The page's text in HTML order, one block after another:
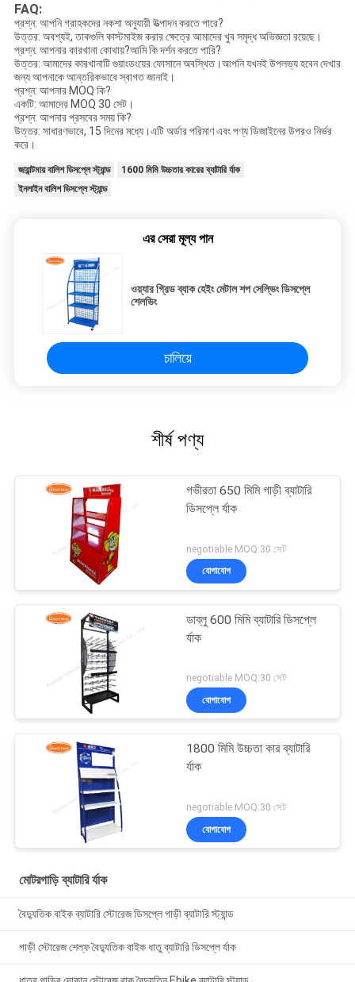
FAQ:
প্রশ্ন: আপনি গ্রাহকদের নকশা অনুযায়ী উত্পাদন করতে পারে?
উত্তর: অবশ্যই, তাকগুলি কাস্টমাইজ করার ক্ষেত্রে আমাদের খুব সমৃদ্ধ অভিজ্ঞতা রয়েছে।
প্রশ্ন: আপনার কারখানা কোথায়?আমি কি দর্শন করতে পারি?
উত্তর: আমাদের কারখানাটি গুয়াংডংয়ের ফোসানে অবস্থিত।আপনি যখনই উপলভ্য হবেন দেখার
জন্য আপনাকে আন্তরিকভাবে স্বাগত জানাই।
প্রশ্ন: আপনার MOQ কি?
একটি: আমাদের MOQ 30 সেট।
প্রশ্ন: আপনার প্রসবের সময় কি?
উত্তর: সাধারণভাবে, 15 দিনের মধ্যে।এটি অর্ডার পরিমাণ এবং পণ্য ডিজাইনের উপরও নির্ভর
করে।
জায়ান্টমায় বালিশ ডিসপ্লে স্ট্যান্ড
1600 মিমি উচ্চতার কারের ব্যাটারি র্যাক
ইনলাইন বালিশ ডিসপ্লে স্ট্যান্ড
এর সেরা মূল্য পান
ওয়্যার গ্রিড ব্যাক হেইং মেটাল শপ সেল্ভিং ডিসপ্লে
শেলভিং
চালিয়ে
শীর্ষ পণ্য
গভীরতা 650 মিমি গাড়ী ব্যাটারি
ডিসপ্লে র্যাক
negotiable MOQ:30 সেট
যোগাযোগ
ডাব্লু 600 মিমি ব্যাটারি ডিসপ্লে
র্যাক
negotiable MOQ:30 সেট
যোগাযোগ
1800 মিমি উচ্চতা কার ব্যাটারি
র্যাক
negotiable MOQ:30 সেট
যোগাযোগ
মোটরগাড়ি ব্যাটারি র্যাক
বৈদ্যুতিক বাইক ব্যাটারি স্টোরেজ ডিসপ্লে গাড়ী ব্যাটারি স্ট্যান্ড
গাড়ী স্টোরেজ শেল্ফ বৈদ্যুতিক বাইক ধাতু ব্যাটারি ডিসপ্লে র্যাক